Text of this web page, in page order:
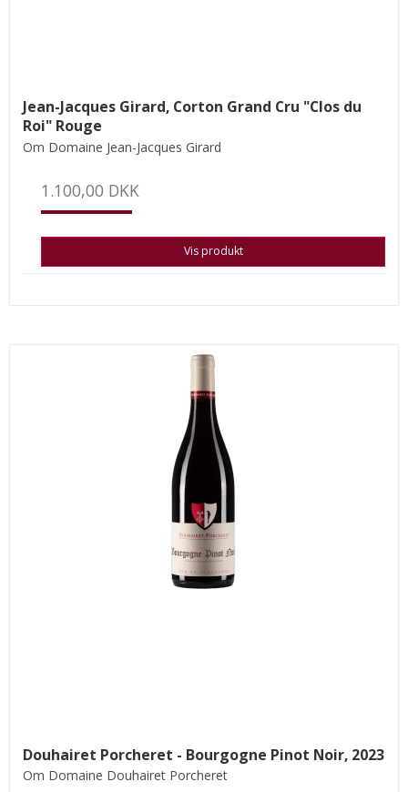
Jean-Jacques Girard, Corton Grand Cru "Clos du
Roi" Rouge
Om Domaine Jean-Jacques Girard
1.100,00 DKK
Vis produkt
Douhairet Porcheret - Bourgogne Pinot Noir, 2023
Om Domaine Douhairet Porcheret